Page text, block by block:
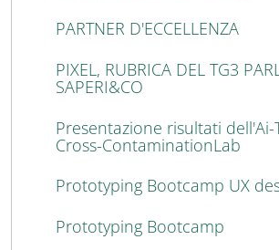
PARTNER D'ECCELLENZA
PIXEL, RUBRICA DEL TG3
SAPERI&CO
Presentazione risultati dell'Ai-
Cross-ContaminationLab
Prototyping Bootcamp UX
Prototyping Bootcamp